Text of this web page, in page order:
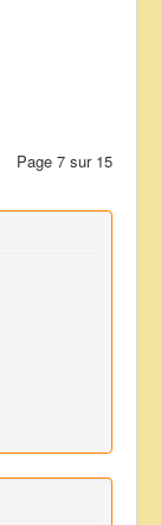
Page 7 sur 15